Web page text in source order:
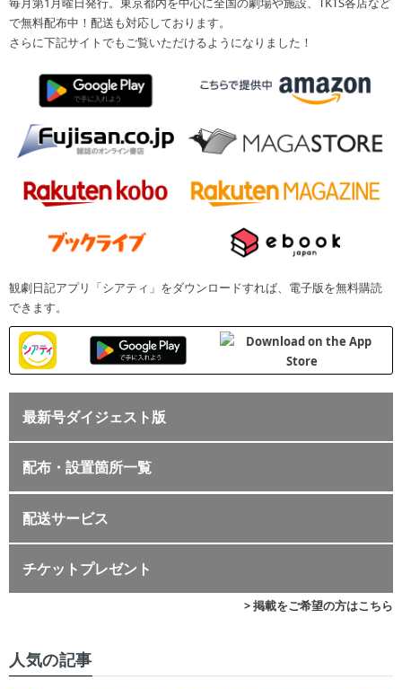
で無料配布中！配送も対応しております。
さらに下記サイトでもご覧いただけるようになりました！
観劇日記アプリ「シアティ」をダウンロードすれば、電子版を無料購読
できます。
最新号ダイジェスト版
配布・設置箇所一覧
配送サービス
チケットプレゼント
> 掲載をご希望の方はこちら
人気の記事